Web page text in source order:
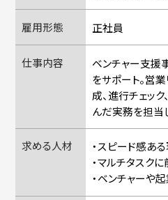
雇用形態 正社員
仕事内容
ベンチャー支援
をサポート。営
成、進行チェッ
んだ実務を担当
求める人材
・スピード感あ
・マルチタスク
・ベンチャーや